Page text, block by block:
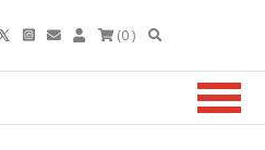
(0 )